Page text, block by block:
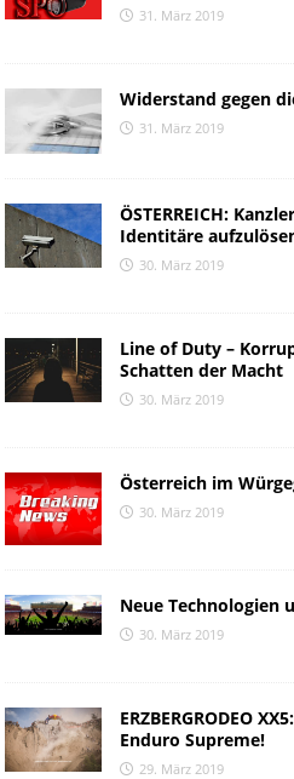
31. März 2019
Widerstand gegen
31. März 2019
ÖSTERREICH:
Identitäre
30. März 2019
Line of Duty –
Schatten der Macht
30. März 2019
Österreich im
30. März 2019
Neue Technologien
30. März 2019
ERZBERGRODEO
Enduro Supreme!
29. März 2019